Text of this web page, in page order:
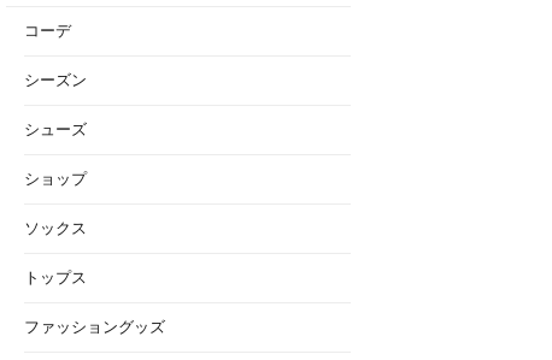
コーデ
シーズン
シューズ
ショップ
ソックス
トップス
ファッショングッズ